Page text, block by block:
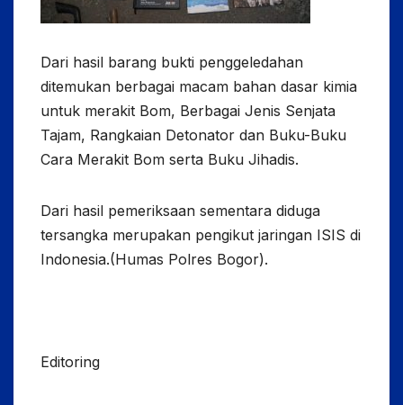
Dari hasil barang bukti penggeledahan
ditemukan berbagai macam bahan dasar kimia
untuk merakit Bom, Berbagai Jenis Senjata
Tajam, Rangkaian Detonator dan Buku-Buku
Cara Merakit Bom serta Buku Jihadis.
Dari hasil pemeriksaan sementara diduga
tersangka merupakan pengikut jaringan ISIS di
Indonesia.(Humas Polres Bogor).
Editoring